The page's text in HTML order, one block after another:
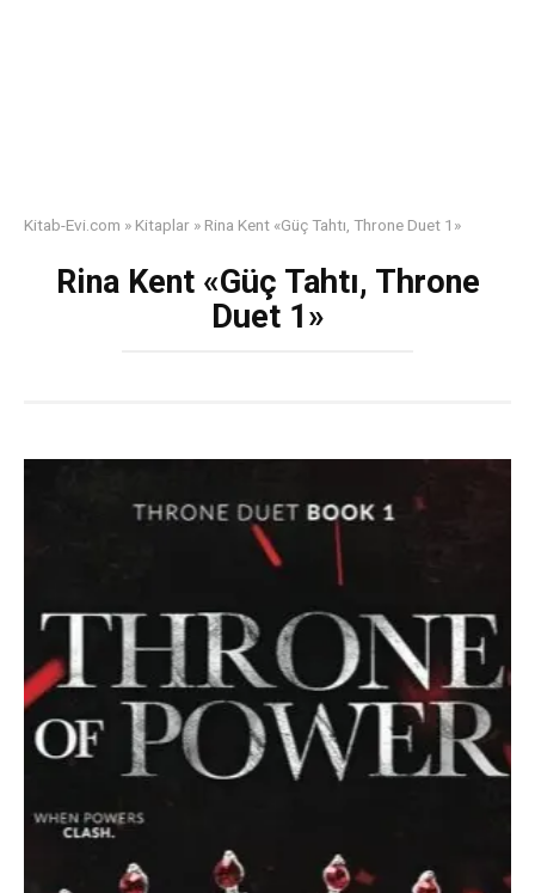
Kitab-Evi.com » Kitaplar » Rina Kent «Güç Tahtı, Throne Duet 1»
Rina Kent «Güç Tahtı, Throne
Duet 1»